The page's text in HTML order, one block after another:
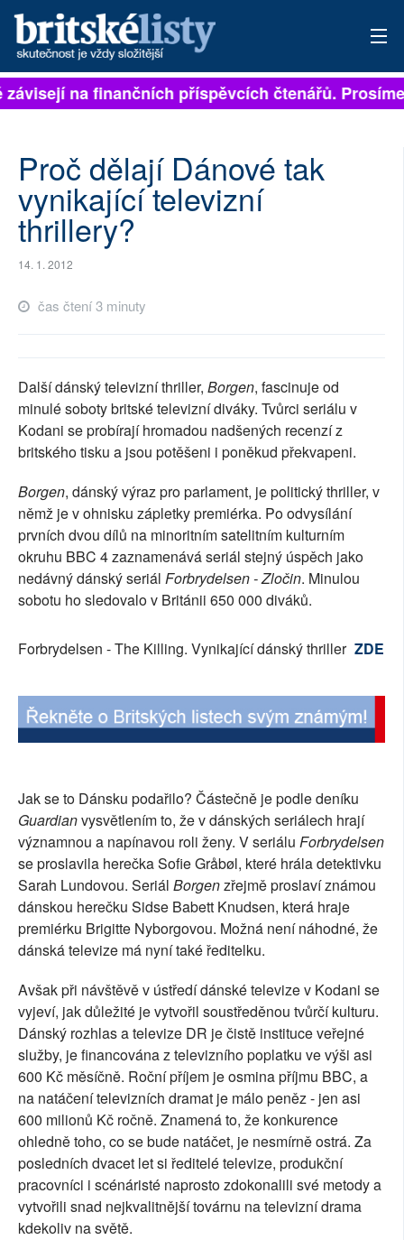
PŘIHLÁSIT
ARCHIV
ROZHOVORY
TÉMATA
NEJČTENĚJŠÍ ZA 7 DNÍ
PŘÍSPĚVKY NA PROVOZ
SOCIÁLNÍ SÍTĚ
PLNÁ VERZE STRÁNEK
na finančních příspěvcích čtenářů.
Proč dělají Dánové tak
vynikající televizní
thrillery?
14. 1. 2012
čas čtení 3 minuty
Další dánský televizní thriller, Borgen, fascinuje od
minulé soboty britské televizní diváky. Tvůrci seriálu v
Kodani se probírají hromadou nadšených recenzí z
britského tisku a jsou potěšeni i poněkud překvapeni.
Borgen, dánský výraz pro parlament, je politický thriller, v
němž je v ohnisku zápletky premiérka. Po odvysílání
prvních dvou dílů na minoritním satelitním kulturním
okruhu BBC 4 zaznamenává seriál stejný úspěch jako
nedávný dánský seriál Forbrydelsen - Zločin. Minulou
sobotu ho sledovalo v Británii 650 000 diváků.
Forbrydelsen - The Killing. Vynikající dánský thriller ZDE
Jak se to Dánsku podařilo? Částečně je podle deníku
Guardianvysvětlením to, že v dánských seriálech hrají
významnou a napínavou roli ženy. V seriálu Forbrydelsen
se proslavila herečka Sofie Gråbøl, které hrála detektivku
Sarah Lundovou. Seriál Borgenzřejmě proslaví známou
dánskou herečku Sidse Babett Knudsen, která hraje
premiérku Brigitte Nyborgovou. Možná není náhodné, že
dánská televize má nyní také ředitelku.
Avšak při návštěvě v ústředí dánské televize v Kodani se
vyjeví, jak důležité je vytvořil soustředěnou tvůrčí kulturu.
Dánský rozhlas a televize DR je čistě instituce veřejné
služby, je financována z televizního poplatku ve výši asi
600 Kč měsíčně. Roční příjem je osmina příjmu BBC, a
na natáčení televizních dramat je málo peněz - jen asi
600 milionů Kč ročně. Znamená to, že konkurence
ohledně toho, co se bude natáčet, je nesmírně ostrá. Za
posledních dvacet let si ředitelé televize, produkční
pracovníci i scénáristé naprosto zdokonalili své metody a
vytvořili snad nejkvalitnější továrnu na televizní drama
kdekoliv na světě.